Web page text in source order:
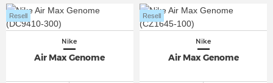
Nike
Air Max Genome
Resell
Nike
Air Max Genome
Resell